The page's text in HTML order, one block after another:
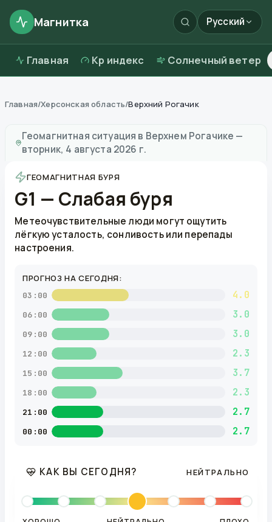
Магнитка Русский
Главная Kp индекс Солнечный ветер
Главная/Херсонская область/Верхний Рогачик
Геомагнитная ситуация в Верхнем Рогачике —
вторник, 4 августа 2026 г.
ГЕОМАГНИТНАЯ БУРЯ
G1 — Слабая буря
Метеочувствительные люди могут ощутить
лёгкую усталость, сонливость или перепады
настроения.
ПРОГНОЗ НА СЕГОДНЯ:
03:00 4.0
06:00 3.0
09:00 3.0
12:00 2.3
15:00 3.7
18:00 2.3
21:00 2.7
00:00 2.7
КАК ВЫ СЕГОДНЯ? НЕЙТРАЛЬНО